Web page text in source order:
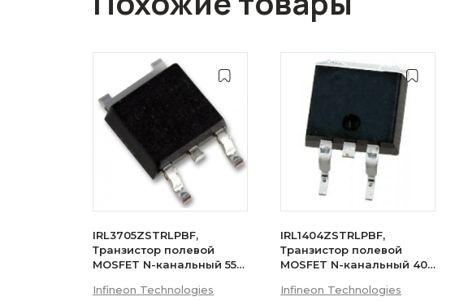
IRL3705ZSTRLPBF,
Транзистор полевой
MOSFET N-канальный 55В
Infineon Technologies
IRL1404ZSTRLPBF,
Транзистор полевой
MOSFET N-канальный 40В
Infineon Technologies